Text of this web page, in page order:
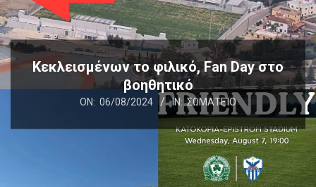
Κεκλεισμένων το φιλικό, Fan Day στο
βοηθητικό
ON: 06/08/2024 IN: ΣΩΜΑΤΕΊΟ